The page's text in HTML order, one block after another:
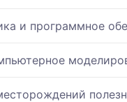
и программное